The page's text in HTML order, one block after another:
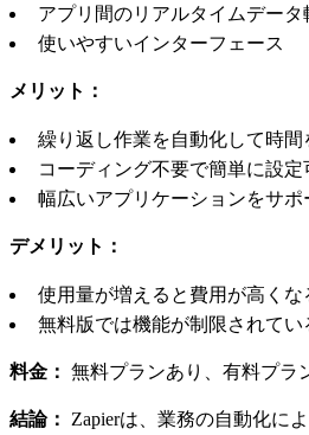
アプリ間のリアルタイムデータ
使いやすいインターフェース
メリット：
繰り返し作業を自動化して時間
コーディング不要で簡単に設定
幅広いアプリケーションをサポ
デメリット：
使用量が増えると費用が高くな
無料版では機能が制限されてい
料金： 無料プランあり、有料プラ
結論：
Zapierは、業務の自動化に